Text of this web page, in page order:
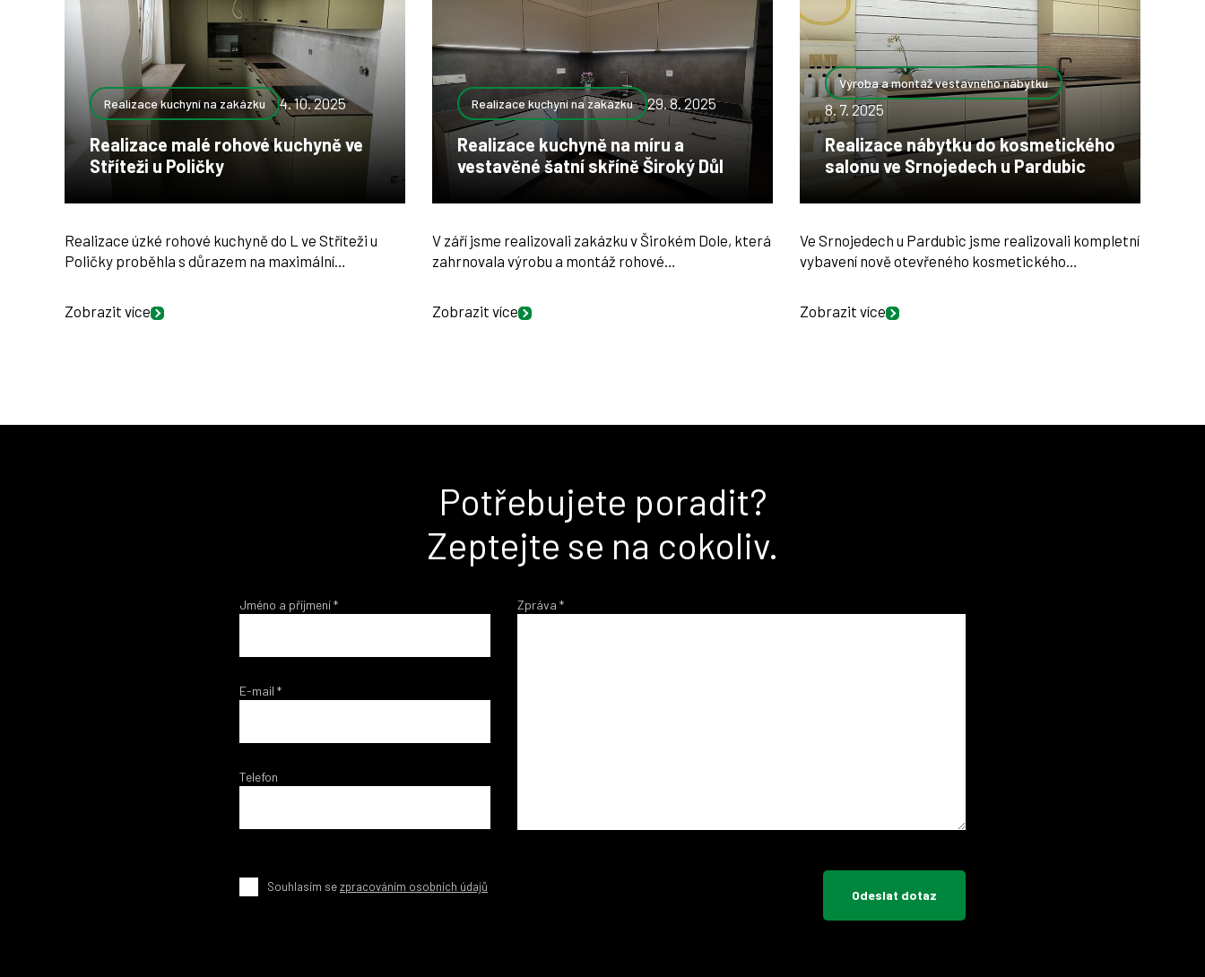
Realizace kuchyní na zakázku 4. 10. 2025
Realizace malé rohové kuchyně ve
Stříteži u Poličky
Realizace úzké rohové kuchyně do L ve Stříteži u
Poličky proběhla s důrazem na maximální…
Zobrazit více
Realizace kuchyní na zakázku 29. 8. 2025
Realizace kuchyně na míru a
vestavěné šatní skříně Široký Důl
V září jsme realizovali zakázku v Širokém Dole, která
zahrnovala výrobu a montáž rohové…
Zobrazit více
Výroba a montáž vestavného nábytku
8. 7. 2025
Realizace nábytku do kosmetického
salonu ve Srnojedech u Pardubic
Ve Srnojedech u Pardubic jsme realizovali kompletní
vybavení nově otevřeného kosmetického…
Zobrazit více
Potřebujete poradit?
Zeptejte se na cokoliv.
Jméno a příjmení*
E-mail *
Telefon
Zpráva *
Souhlasím sezpracováním osobních údajů